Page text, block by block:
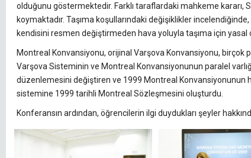
olduğunu göstermektedir. Farklı taraflardaki mahkeme kararı,
koymaktadır. Taşıma koşullarındaki değişiklikler incelendiğinde,
kendisini resmen değiştirmeden hava yoluyla taşıma için
Montreal Konvansiyonu, orijinal Varşova Konvansiyonu,
Varşova Sisteminin ve Montreal Konvansiyonunun paralel
düzenlemesini değiştiren ve 1999 Montreal Konvansiyonunun
sistemine 1999 tarihli Montreal Sözleşmesini oluşturdu.
Konferansın ardından, öğrencilerin ilgi duydukları şeyler